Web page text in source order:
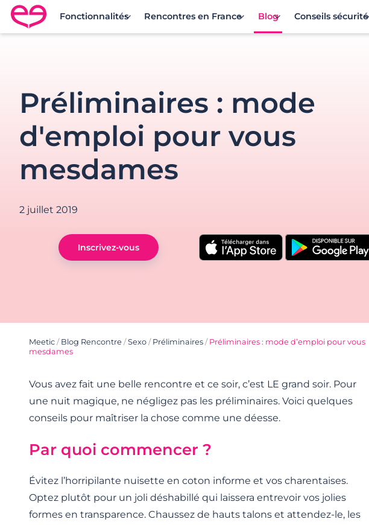
Rencontre en France avec Meetic
Fonctionnalités Rencontres en France Blog Conseils sécurité
Préliminaires : mode
d'emploi pour vous
mesdames
2 juillet 2019
Inscrivez-vous
Meetic / Blog Rencontre /Sexo / Préliminaires / Préliminaires : mode d’emploi pour vous
mesdames
Vous avez fait une belle rencontre et ce soir, c’est LE grand soir. Pour
une nuit magique, ne négligez pas les préliminaires. Voici quelques
conseils pour maîtriser la chose comme une déesse.
Par quoi commencer ?
Évitez l’horripilante nuisette en coton informe et vos charentaises.
Optez plutôt pour un joli déshabillé qui laissera entrevoir vos jolies
formes en transparence. Chaussez de hauts talons et attendez-le, les